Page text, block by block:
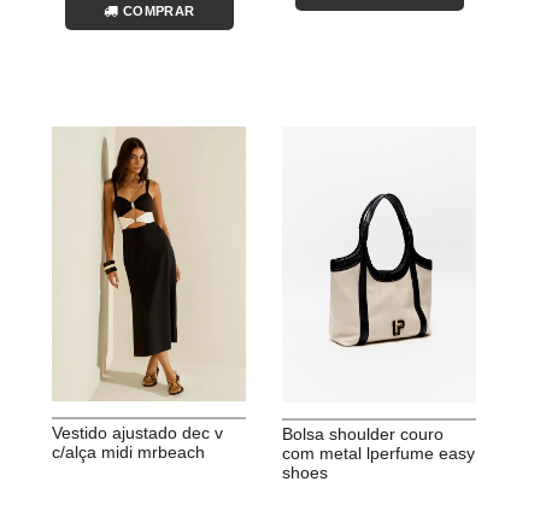
COMPRAR
vestido ajustado dec v
c/alça midi mrbeach
bolsa shoulder couro
com metal lperfume easy
shoes